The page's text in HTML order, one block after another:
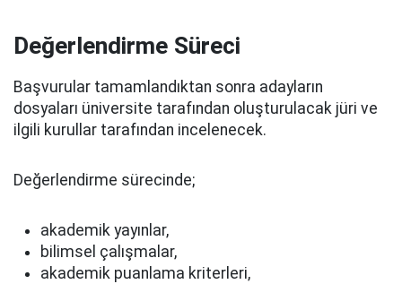
Değerlendirme Süreci
Başvurular tamamlandıktan sonra adayların
dosyaları üniversite tarafından oluşturulacak jüri ve
ilgili kurullar tarafından incelenecek.
Değerlendirme sürecinde;
akademik yayınlar,
bilimsel çalışmalar,
akademik puanlama kriterleri,